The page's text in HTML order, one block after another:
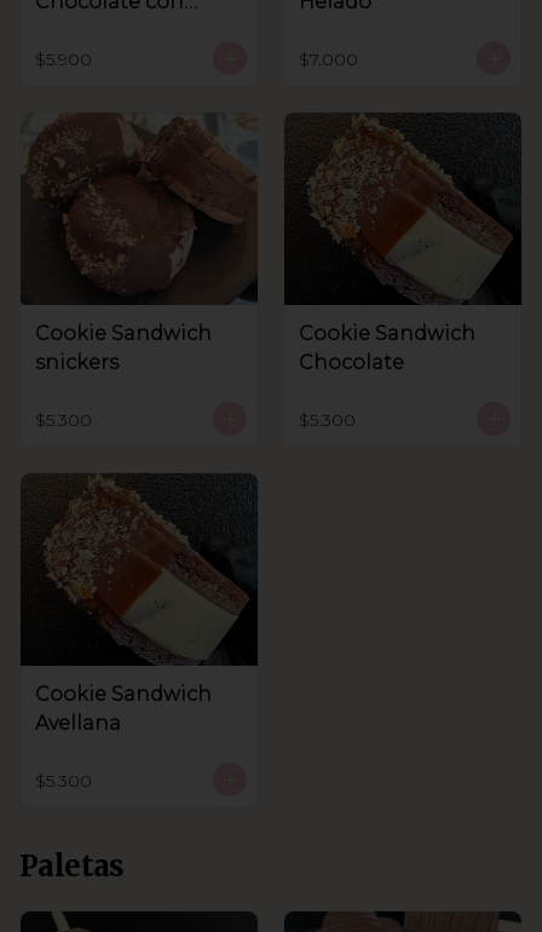
$5.900 $7.000
Cookie Sandwich
snickers
$5.300
Cookie Sandwich
Chocolate
$5.300
Cookie Sandwich
Avellana
$5.300
Paletas